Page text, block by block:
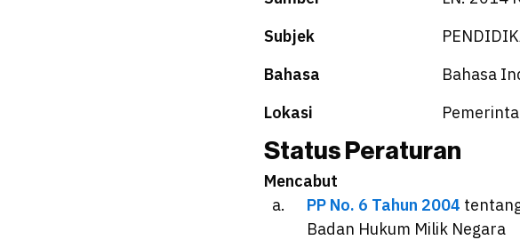
Subjek
Bahasa
Bahasa
Lokasi
Status Peraturan
Mencabut
PP No. 6 Tahun 2004
Badan Hukum Milik Negara